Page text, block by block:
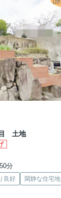
目 土地
分
良好 閑静な住宅地